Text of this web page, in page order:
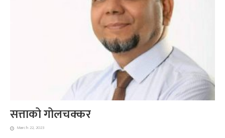
सत्ताको गोलचक्कर
March 22, 2023